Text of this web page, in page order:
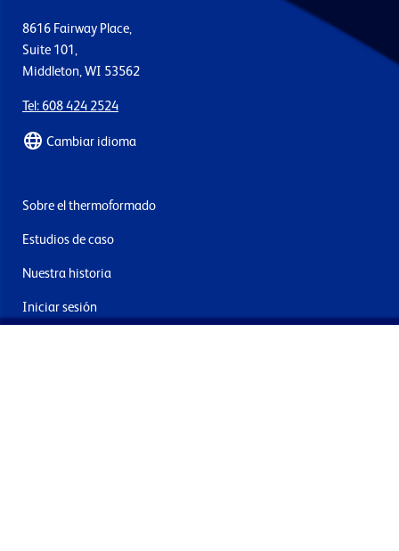
8616 Fairway Place,
Suite 101,
Middleton, WI 53562
Tel: 608 424 2524
Cambiar idioma
Sobre el thermoformado
Estudios de caso
Nuestra historia
Iniciar sesión